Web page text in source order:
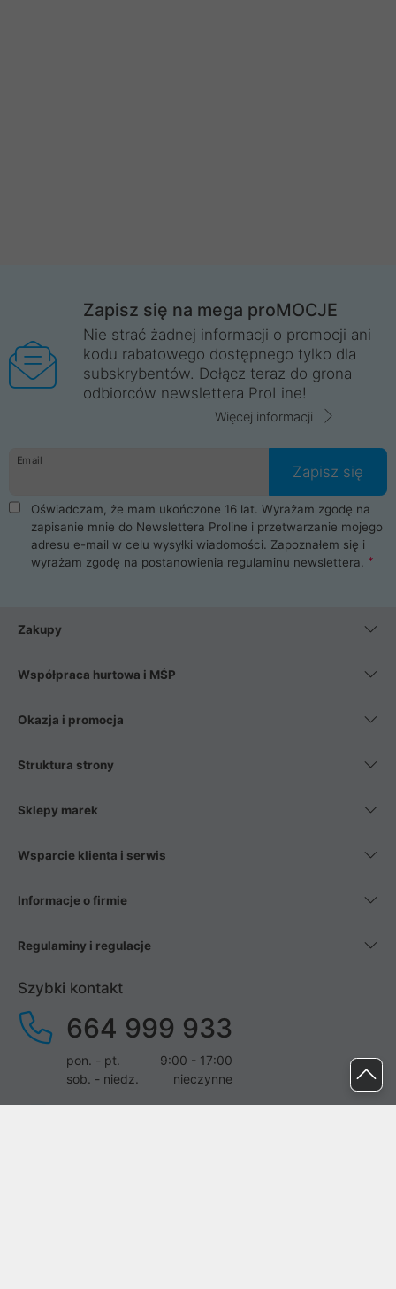
Zapisz się na mega proMOCJE
Nie strać żadnej informacji o promocji ani
kodu rabatowego dostępnego tylko dla
subskrybentów. Dołącz teraz do grona
odbiorców newslettera ProLine!
Więcej informacji
Email
Zapisz się
Oświadczam, że mam ukończone 16 lat. Wyrażam zgodę na
zapisanie mnie do Newslettera Proline i przetwarzanie mojego
adresu e-mail w celu wysyłki wiadomości. Zapoznałem się i
wyrażam zgodę na postanowienia regulaminu newslettera.
Zakupy
Współpraca hurtowa i MŚP
Okazja i promocja
Struktura strony
Sklepy marek
Wsparcie klienta i serwis
Informacje o firmie
Regulaminy i regulacje
Szybki kontakt
664 999 933
pon. - pt.
9:00 - 17:00
sob. - niedz.
nieczynne